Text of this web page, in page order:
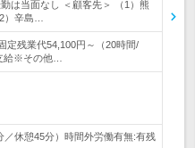
は当面なし ＜顧客先＞ （1）熊
）辛島…
定残業代54,100円～（20時間/
給※その他…
／休憩45分）時間外労働有無:有残